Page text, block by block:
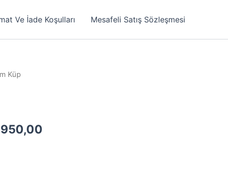
Ve İade Koşulları Mesafeli Satış Sözleşmesi
Küp